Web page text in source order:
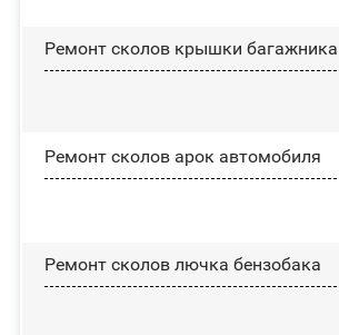
Ремонт сколов крышки багажника
Ремонт сколов арок автомобиля
Ремонт сколов лючка бензобака